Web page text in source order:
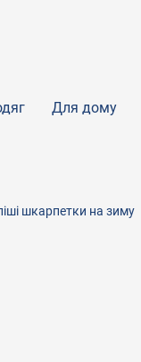
Для дому